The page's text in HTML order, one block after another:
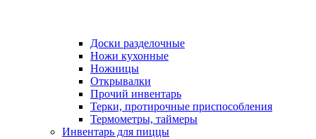
Доски разделочные
Ножи кухонные
Ножницы
Открывалки
Прочий инвентарь
Терки, протирочные приспособления
Термометры, таймеры
Инвентарь для пиццы